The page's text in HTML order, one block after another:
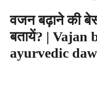
वजन बढ़ाने की
बतायें? | Vajan
ayurvedic